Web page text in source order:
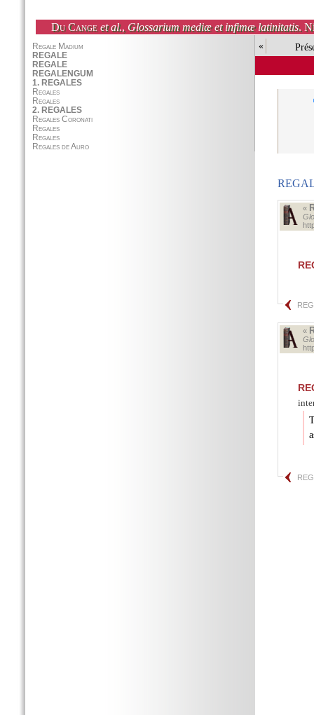
Du Cange et al., Glossarium mediæ et infimæ latinitatis.
«
«
«